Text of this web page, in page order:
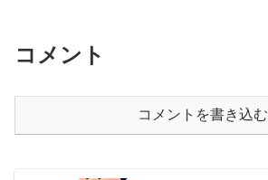
コメント
コメントを書き込む